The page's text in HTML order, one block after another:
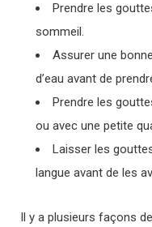
Prendre les
sommeil.
Assurer une
d’eau avant de
Prendre les
ou avec une petite
Laisser les
langue avant de les
Il y a plusieurs façons